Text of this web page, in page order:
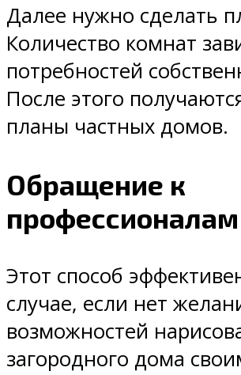
Далее нужно сделать
Количество комнат
потребностей
После этого
планы частных домов.
Обращение к
профессионалам
Этот способ
случае, если нет
возможностей
загородного дома